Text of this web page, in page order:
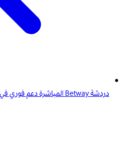
دردشة Betway المباشرة دعم فوري في الجزائر